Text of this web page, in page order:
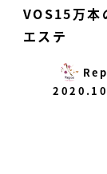
VOS15万本
エステ